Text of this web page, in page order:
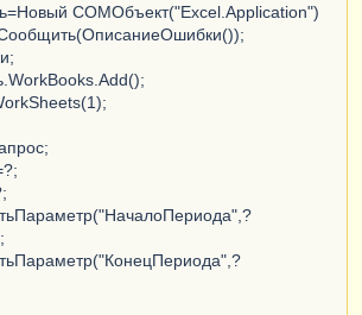
COMОбъект("Excel.Application")